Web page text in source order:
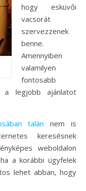
hogy esküvői
vacsorát
szervezzenek
benne.
Amennyiben
valamilyen
fontosabb
a legjobb ajánlatot
talán nem is
keresésnek
weboldalon
a korábbi ügyfelek
lehet abban, hogy